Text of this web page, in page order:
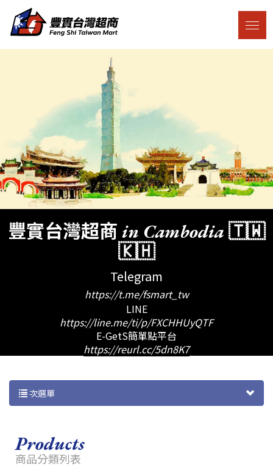
豐實台灣超商 in Cambodia 🇹🇼
🇰🇭
Telegram
https://t.me/fsmart_tw
LINE
https://line.me/ti/p/FXCHHUyQTF
E-GetS簡單點平台
https://reurl.cc/5dn8K7
次選單
products
商品分類列表